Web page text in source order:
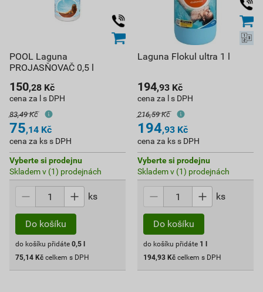
POOL Laguna
PROJASŇOVAČ 0,5 l
150,28 Kč
cena za l s DPH
83,49 Kč
75,14 Kč
cena za ks s DPH
Vyberte si prodejnu
Skladem v (1) prodejnách
ks
Do košíku
do košíku přidáte 0,5
75,14 Kč celkem s DPH
Laguna Flokul ultra 1 l
194,93 Kč
cena za l s DPH
216,59 Kč
194,93 Kč
cena za ks s DPH
Vyberte si prodejnu
Skladem v (1) prodejnách
ks
Do košíku
do košíku přidáte 1
194,93 Kč celkem s DPH